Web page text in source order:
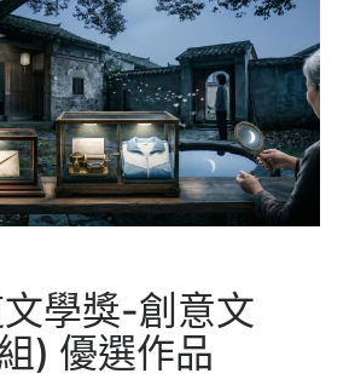
學獎-創意文
) 優選作品